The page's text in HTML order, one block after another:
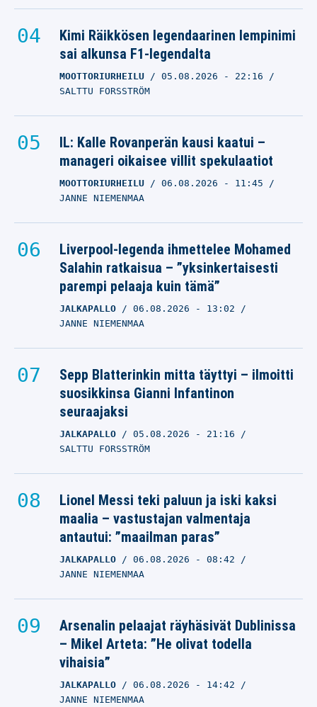
Kimi Räikkösen legendaarinen lempinimi
sai alkunsa F1-legendalta
MOOTTORIURHEILU 05.08.2026 - 22:16
SALTTU FORSSTRÖM
IL: Kalle Rovanperän kausi kaatui –
manageri oikaisee villit spekulaatiot
MOOTTORIURHEILU 06.08.2026 - 11:45
JANNE NIEMENMAA
Liverpool-legenda ihmettelee Mohamed
Salahin ratkaisua – ”yksinkertaisesti
parempi pelaaja kuin tämä”
JALKAPALLO 06.08.2026 - 13:02
JANNE NIEMENMAA
Sepp Blatterinkin mitta täyttyi – ilmoitti
suosikkinsa Gianni Infantinon
seuraajaksi
JALKAPALLO 05.08.2026 - 21:16
SALTTU FORSSTRÖM
Lionel Messi teki paluun ja iski kaksi
maalia – vastustajan valmentaja
antautui: ”maailman paras”
JALKAPALLO 06.08.2026 - 08:42
JANNE NIEMENMAA
Arsenalin pelaajat räyhäsivät Dublinissa
– Mikel Arteta: ”He olivat todella
vihaisia”
JALKAPALLO 06.08.2026 - 14:42
JANNE NIEMENMAA